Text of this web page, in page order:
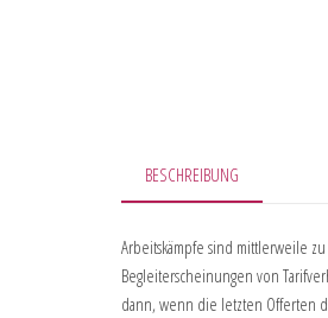
BESCHREIBUNG
Arbeitskämpfe sind mittlerweile
Begleiterscheinungen von
dann, wenn die letzten Offerten